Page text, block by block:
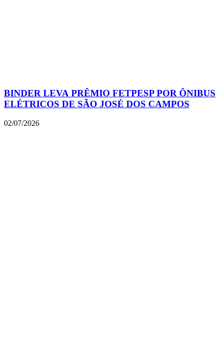
BINDER LEVA PRÊMIO FETPESP POR ÔNIBUS
ELÉTRICOS DE SÃO JOSÉ DOS CAMPOS
02/07/2026